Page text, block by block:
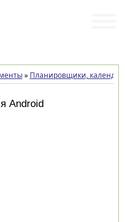
» Планировщики,
Android